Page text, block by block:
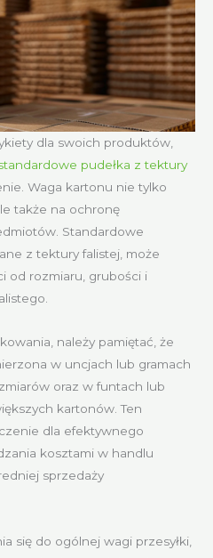
dla swoich produktów,
pudełka z tektury
Waga kartonu nie tylko
także na ochronę
Standardowe
z tektury falistej, może
od rozmiaru, grubości i
należy pamiętać, że
w uncjach lub gramach
oraz w funtach lub
kartonów. Ten
dla efektywnego
kosztami w handlu
sprzedaży
się do ogólnej wagi przesyłki,